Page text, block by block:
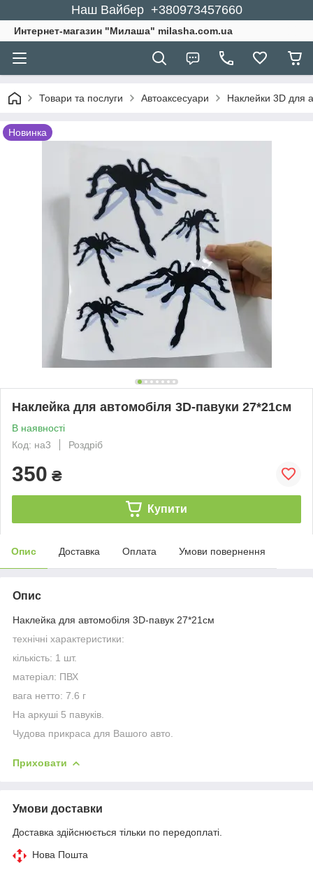
Наш Вайбер +380973457660
Интернет-магазин "Милаша" milasha.com.ua
Товари та послуги Автоаксесуари Наклейки 3D для
Новинка
Наклейка для автомобіля 3D-павуки 27*21см
В наявності
Код: на3
Роздріб
350 ₴
Купити
Опис Доставка Оплата Умови повернення
Опис
Наклейка для автомобіля 3D-павук 27*21см
технічні характеристики:
кількість: 1 шт.
матеріал: ПВХ
вага нетто: 7.6 г
На аркуші 5 павуків.
Чудова прикраса для Вашого авто.
Приховати
Умови доставки
Доставка здійснюється тільки по передоплаті.
Нова Пошта